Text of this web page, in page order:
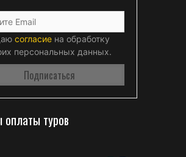
согласие на обработку
персональных данных.
туров